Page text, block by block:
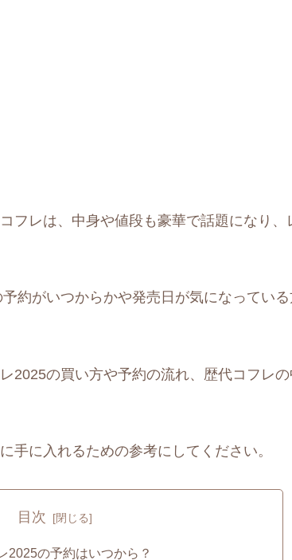
フレは、中身や値段も豪華で話題になり、
約がいつからかや発売日が気になってい
2025の買い方や予約の流れ、歴代コフレの
手に入れるための参考にしてください。
目次
2025の予約はいつから？